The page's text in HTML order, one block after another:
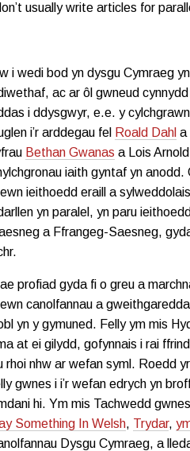
usually write articles for
i wedi bod yn dysgu Cymraeg
ac ar ôl gwneud
i ddysgwyr, e.e. y cylchgrawn
i’r arddegau fel Roald Dahl a
Bethan Gwanas a Lois
iaith gyntaf yn anodd.
ieithoedd eraill a
yn paralel, yn paru
a Ffrangeg-Saesneg,
profiad gyda fi o greu a
canolfannau a
yn y gymuned. Felly ym mis
at ei gilydd, gofynnais i rai
rhoi nhw ar wefan syml. Roedd
gwnes i i’r wefan edrych yn
hi. Ym mis Tachwedd
Something In Welsh, Trydar,
Dysgu Cymraeg, a